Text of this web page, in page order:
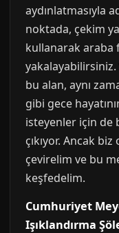
aydınlatmasıyla
noktada, çekim
kullanarak araba
bu alan, aynı
gibi gece
isteyenler için de
çıkıyor. Ancak
çevirelim ve bu
keşfedelim.
Cumhuriyet
Işıklandırma